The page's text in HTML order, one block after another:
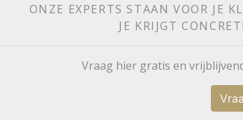
ONZE EXPERTS STAAN VOOR JE
JE KRIJGT
Vraag hier gratis en